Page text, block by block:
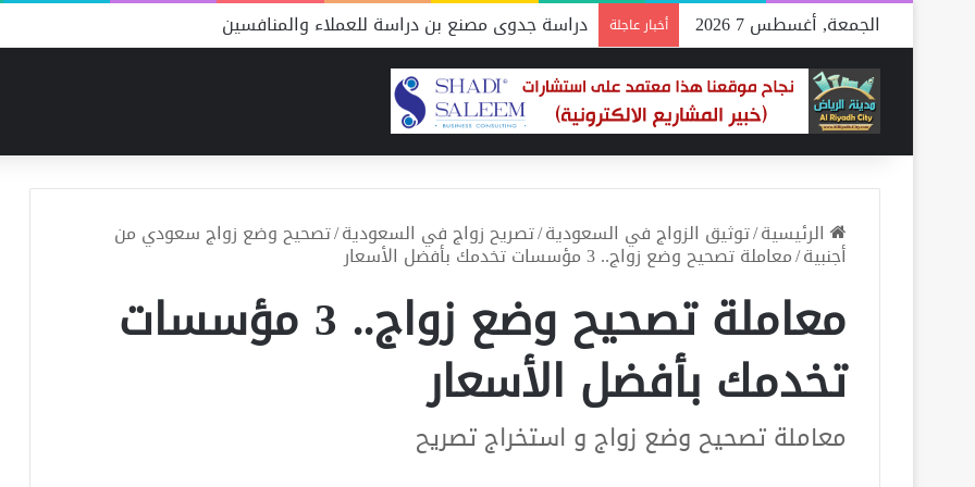
الجمعة, أغسطس 7 2026 أخبار عاجلة دراسة جدوى مصنع بن دراسة للعملاء والمنافسين
الرئيسية/توثيق الزواج في السعودية/تصريح زواج في السعودية/تصحيح وضع زواج سعودي من
أجنبية/معاملة تصحيح وضع زواج.. 3 مؤسسات تخدمك بأفضل الأسعار
معاملة تصحيح وضع زواج.. 3 مؤسسات
تخدمك بأفضل الأسعار
معاملة تصحيح وضع زواج و استخراج تصريح